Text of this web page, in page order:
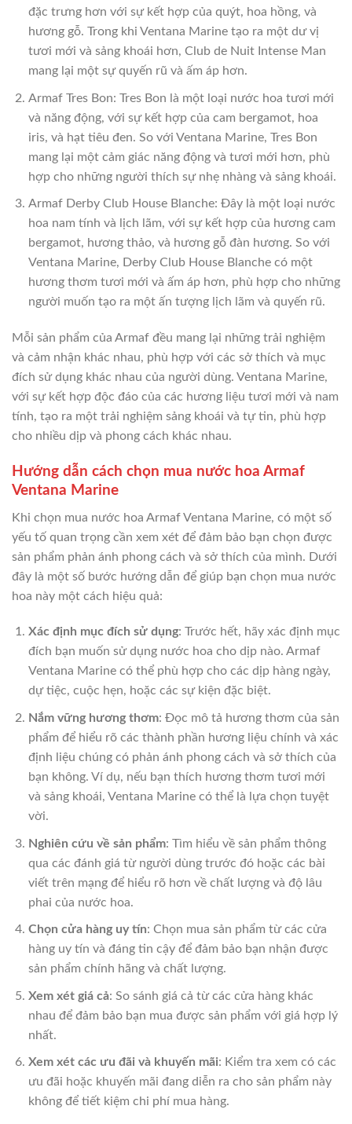
đặc trưng hơn với sự kết hợp của quýt, hoa hồng, và
hương gỗ. Trong khi Ventana Marine tạo ra một dư vị
tươi mới và sảng khoái hơn, Club de Nuit Intense Man
mang lại một sự quyến rũ và ấm áp hơn.
Armaf Tres Bon: Tres Bon là một loại nước hoa tươi mới
và năng động, với sự kết hợp của cam bergamot, hoa
iris, và hạt tiêu đen. So với Ventana Marine, Tres Bon
mang lại một cảm giác năng động và tươi mới hơn, phù
hợp cho những người thích sự nhẹ nhàng và sảng khoái.
Armaf Derby Club House Blanche: Đây là một loại nước
hoa nam tính và lịch lãm, với sự kết hợp của hương cam
bergamot, hương thảo, và hương gỗ đàn hương. So với
Ventana Marine, Derby Club House Blanche có một
hương thơm tươi mới và ấm áp hơn, phù hợp cho những
người muốn tạo ra một ấn tượng lịch lãm và quyến rũ.
Mỗi sản phẩm của Armaf đều mang lại những trải nghiệm
và cảm nhận khác nhau, phù hợp với các sở thích và mục
đích sử dụng khác nhau của người dùng. Ventana Marine,
với sự kết hợp độc đáo của các hương liệu tươi mới và nam
tính, tạo ra một trải nghiệm sảng khoái và tự tin, phù hợp
cho nhiều dịp và phong cách khác nhau.
Hướng dẫn cách chọn mua nước hoa Armaf
Ventana Marine
Khi chọn mua nước hoa Armaf Ventana Marine, có một số
yếu tố quan trọng cần xem xét để đảm bảo bạn chọn được
sản phẩm phản ánh phong cách và sở thích của mình. Dưới
đây là một số bước hướng dẫn để giúp bạn chọn mua nước
hoa này một cách hiệu quả:
Xác định mục đích sử dụng: Trước hết, hãy xác định mục
đích bạn muốn sử dụng nước hoa cho dịp nào. Armaf
Ventana Marine có thể phù hợp cho các dịp hàng ngày,
dự tiệc, cuộc hẹn, hoặc các sự kiện đặc biệt.
Nắm vững hương thơm: Đọc mô tả hương thơm của sản
phẩm để hiểu rõ các thành phần hương liệu chính và xác
định liệu chúng có phản ánh phong cách và sở thích của
bạn không. Ví dụ, nếu bạn thích hương thơm tươi mới
và sảng khoái, Ventana Marine có thể là lựa chọn tuyệt
vời.
Nghiên cứu về sản phẩm: Tìm hiểu về sản phẩm thông
qua các đánh giá từ người dùng trước đó hoặc các bài
viết trên mạng để hiểu rõ hơn về chất lượng và độ lâu
phai của nước hoa.
Chọn cửa hàng uy tín: Chọn mua sản phẩm từ các cửa
hàng uy tín và đáng tin cậy để đảm bảo bạn nhận được
sản phẩm chính hãng và chất lượng.
Xem xét giá cả: So sánh giá cả từ các cửa hàng khác
nhau để đảm bảo bạn mua được sản phẩm với giá hợp lý
nhất.
Xem xét các ưu đãi và khuyến mãi: Kiểm tra xem có các
ưu đãi hoặc khuyến mãi đang diễn ra cho sản phẩm này
không để tiết kiệm chi phí mua hàng.